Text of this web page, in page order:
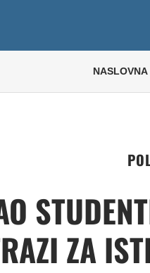
NASLOVNA
ZA